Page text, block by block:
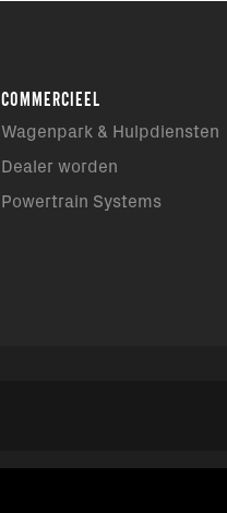
COMMERCIEEL
Wagenpark & Hulpdiensten
Dealer worden
Powertrain Systems